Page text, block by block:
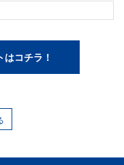
コチラ！